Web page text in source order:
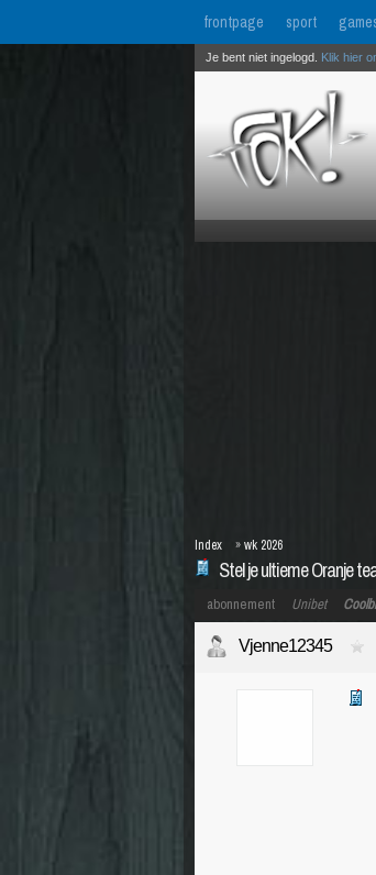
frontpage sport
Je bent niet ingelogd. Klik hier
Stel je ultieme Oranje
Index »wk 2026
abonnement Unibet
Vjenne12345